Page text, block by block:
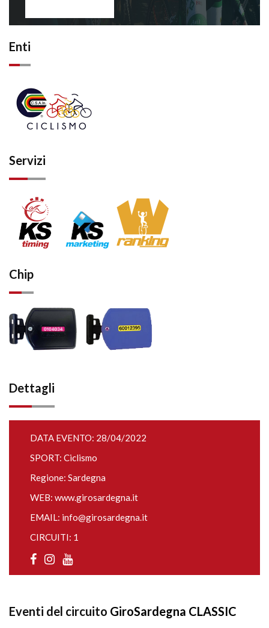
Enti
Servizi
Chip
Dettagli
DATA EVENTO: 28/04/2022
SPORT: Ciclismo
Regione: Sardegna
WEB: www.girosardegna.it
EMAIL: info@girosardegna.it
CIRCUITI: 1
Eventi del circuito GiroSardegna CLASSIC